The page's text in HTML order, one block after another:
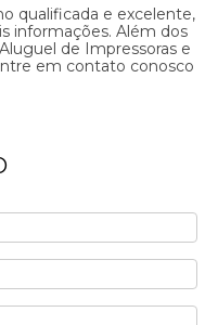
qualificada e excelente,
informações. Além dos
de Impressoras e
em contato conosco